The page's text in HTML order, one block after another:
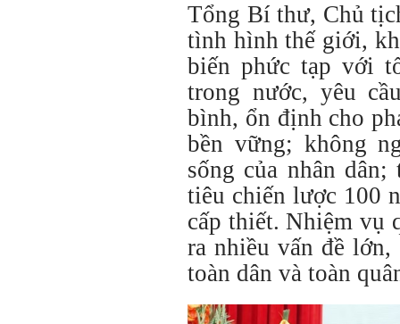
Tổng Bí thư, Chủ
tình hình thế giới,
biến phức tạp với
trong nước, yêu
bình, ổn định cho
bền vững; không
sống của nhân
tiêu chiến lược 100
cấp thiết. Nhiệm vụ
ra nhiều vấn đề
toàn dân và toàn